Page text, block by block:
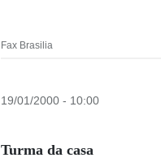
Fax Brasilia
19/01/2000 - 10:00
Turma da casa